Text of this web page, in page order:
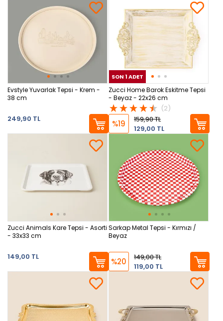
Evstyle Yuvarlak Tepsi - Krem -
38 cm
249,90 TL
SON 1 ADET
Zucci Home Barok Eskitme Tepsi
- Beyaz - 22x26 cm
(2)
%19
159,90 TL
129,00 TL
Zucci Animals Kare Tepsi - Asorti
- 33x33 cm
149,00 TL
Sarkap Metal Tepsi - Kırmızı /
Beyaz
%20
149,00 TL
119,00 TL